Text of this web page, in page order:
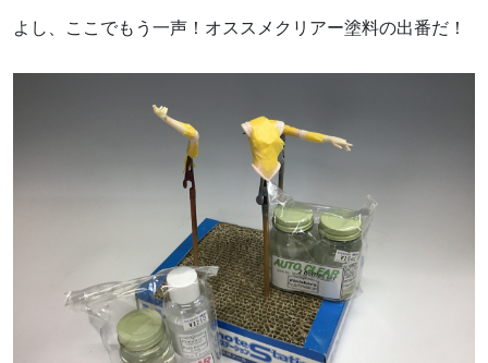
よし、ここでもう一声！オススメクリアー塗料の出番だ！